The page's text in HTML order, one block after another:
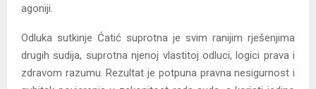
agoniji.
Odluka sutkinje Ćatić suprotna je svim ranijim rješenjima
drugih sudija, suprotna njenoj vlastitoj odluci, logici prava i
zdravom razumu. Rezultat je potpuna pravna nesigurnost i